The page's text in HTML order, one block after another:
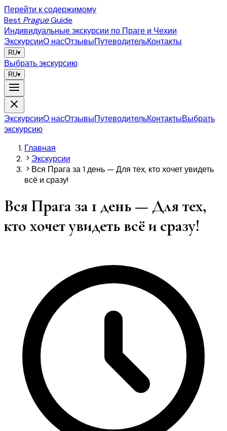
Перейти к содержимому
Best PragueGuide
Индивидуальные экскурсии по Праге и Чехии
ЭкскурсииО насОтзывыПутеводительКонтакты
RU▾
Выбрать экскурсию
RU▾
ЭкскурсииО насОтзывыПутеводительКонтактыВыбрать
экскурсию
Главная
Экскурсии
Вся Прага за 1 день — Для тех, кто хочет увидеть
всё и сразу!
Вся Прага за 1 день — Для тех,
кто хочет увидеть всё и сразу!